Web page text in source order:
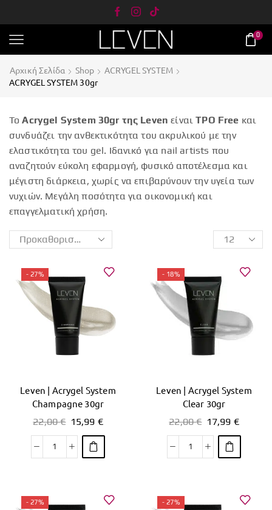
0
Αρχική Σελίδα Shop
ACRYGEL SYSTEM
ACRYGEL SYSTEM 30gr
ΤοAcrygel System 30gr της Leven είναιTPO Free και
συνδυάζει την ανθεκτικότητα του ακρυλικού με την
ελαστικότητα του gel. Ιδανικό για nail artists που
αναζητούν εύκολη εφαρμογή, φυσικό αποτέλεσμα και
μέγιστη διάρκεια, χωρίς να επιβαρύνουν την υγεία των
νυχιών. Μεγάλη ποσότητα για οικονομική και
επαγγελματική χρήση.
- 27%
Leven | Acrygel System
Champagne 30gr
22,00€ 15,99 €
- 18%
Leven | Acrygel System
Clear 30gr
22,00€ 17,99 €
- 27% - 27%